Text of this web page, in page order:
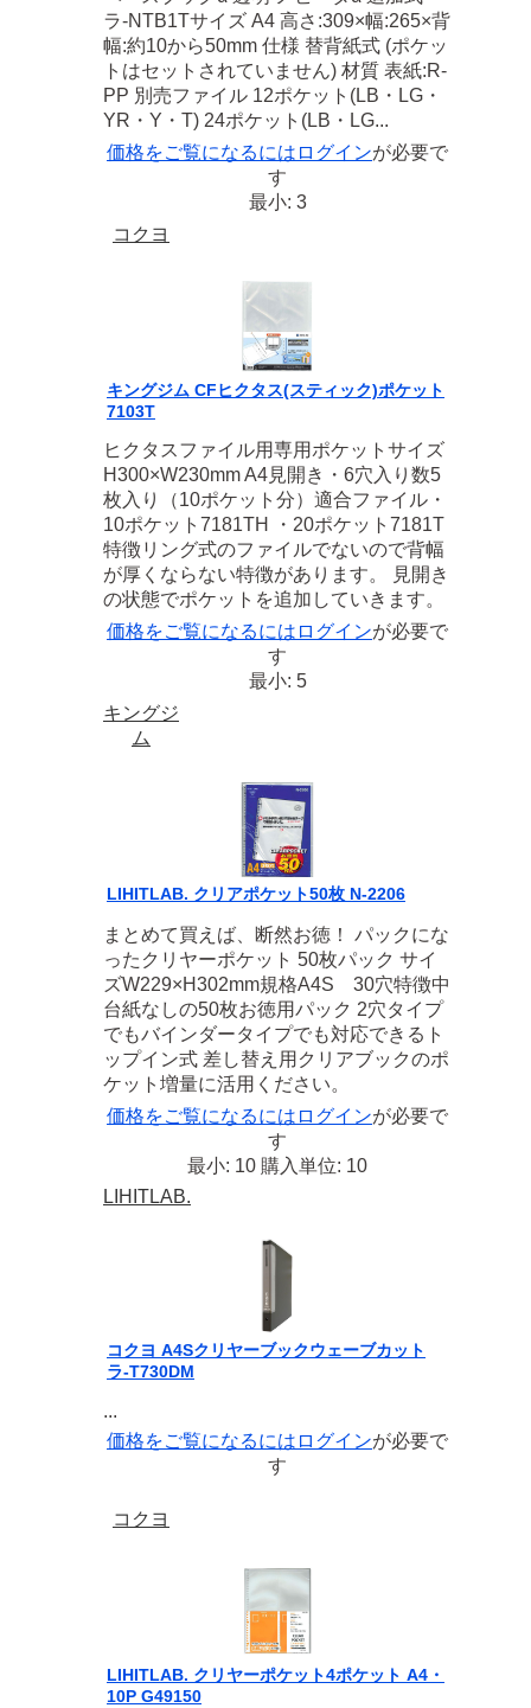
ラ-NTB1Tサイズ A4 高さ:309×幅:265×背
幅:約10から50mm 仕様 替背紙式 (ポケッ
トはセットされていません) 材質 表紙:R-
PP 別売ファイル 12ポケット(LB・LG・
YR・Y・T) 24ポケット(LB・LG...
価格をご覧になるには ログインが必要で
す
最小: 3
コクヨ
キングジム CFヒクタス(スティック)ポケット
7103T
ヒクタスファイル用専用ポケットサイズ
H300×W230mm A4見開き・6穴入り数5
枚入り（10ポケット分）適合ファイル・
10ポケット7181TH ・20ポケット7181T
特徴リング式のファイルでないので背幅
が厚くならない特徴があります。 見開き
の状態でポケットを追加していきます。
価格をご覧になるには ログインが必要で
す
最小: 5
キングジ
ム
LIHITLAB. クリアポケット50枚 N-2206
まとめて買えば、断然お徳！ パックにな
ったクリヤーポケット 50枚パック サイ
ズW229×H302mm規格A4S 30穴特徴中
台紙なしの50枚お徳用パック 2穴タイプ
でもバインダータイプでも対応できるト
ップイン式 差し替え用クリアブックのポ
ケット増量に活用ください。
価格をご覧になるには ログインが必要で
す
最小: 10 購入単位: 10
LIHITLAB.
コクヨ A4Sクリヤーブックウェーブカット
ラ-T730DM
...
価格をご覧になるには ログインが必要で
す
コクヨ
LIHITLAB. クリヤーポケット4ポケット A4・
10P G49150